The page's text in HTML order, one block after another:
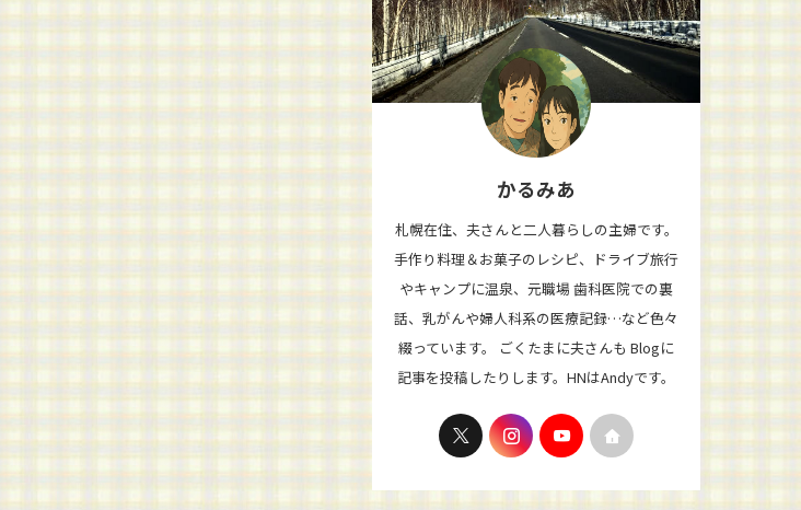
かるみあ
札幌在住、夫さんと二人暮らしの主婦です。
手作り料理＆お菓子のレシピ、ドライブ旅行
やキャンプに温泉、元職場 歯科医院での裏
話、乳がんや婦人科系の医療記録…など色々
綴っています。 ごくたまに夫さんも Blogに
記事を投稿したりします。HNはAndyです。